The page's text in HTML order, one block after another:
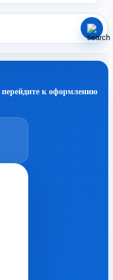
к оформлению